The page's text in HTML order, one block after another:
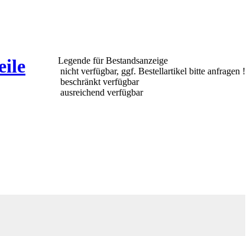
Legende für Bestandsanzeige
nicht verfügbar, ggf. Bestellartikel bitte anfragen !
beschränkt verfügbar
ausreichend verfügbar